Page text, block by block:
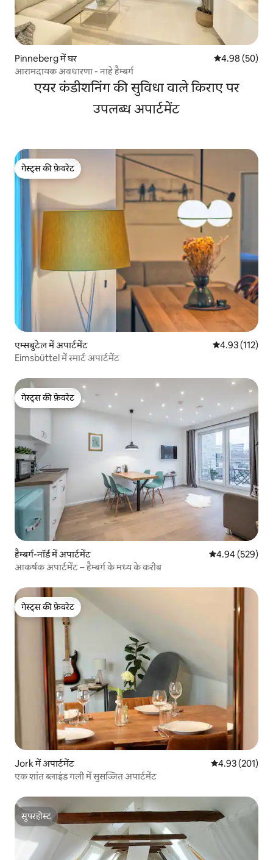
Pinneberg में घर औसत रेटिंग 5 में
4.98 (50)
आरामदायक अवधारणा - नाहे हैम्बर्ग
एयर कंडीशनिंग की सुविधा वाले किराए पर
उपलब्ध अपार्टमेंट
गेस्ट्स की फ़ेवरेट
गेस्ट्स की फ़ेवरेट
एम्सबुटेल में अपार्टमेंट औसत रेटिंग 5 में से
4.93 (112)
Eimsbüttel में स्मार्ट अपार्टमेंट
गेस्ट्स की फ़ेवरेट
गेस्ट्स की फ़ेवरेट
हैम्बर्ग-नॉर्ड में अपार्टमेंट औसत रेटिंग 5 में से
4.94 (529)
आकर्षक अपार्टमेंट – हैम्बर्ग के मध्य के करीब
गेस्ट्स की फ़ेवरेट
गेस्ट्स की फ़ेवरेट
Jork में अपार्टमेंट औसत रेटिंग 5 में से
4.93 (201)
एक शांत ब्लाइंड गली में सुसज्जित अपार्टमेंट
सुपरहोस्ट
सुपरहोस्ट